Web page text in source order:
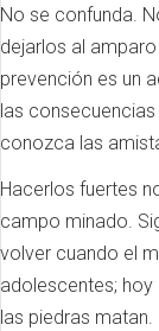
No se confunda.
dejarlos al
prevención es un
las
conozca las
Hacerlos fuertes
campo minado.
volver cuando el
adolescentes;
las piedras matan.